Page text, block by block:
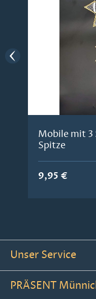
Mobile mit 3
Spitze
9,95 €
Unser Service
PRÄSENT